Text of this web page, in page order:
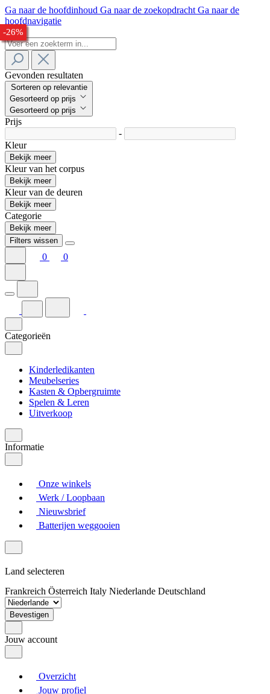
Ga naar de hoofdinhoud Ga naar de zoekopdracht Ga naar de
hoofdnavigatie
Gevonden resultaten
Sorteren op relevantie
Gesorteerd op prijs
Gesorteerd op prijs
Prijs
-
Kleur
Bekijk meer
Kleur van het corpus
Bekijk meer
Kleur van de deuren
Bekijk meer
Categorie
Bekijk meer
Filters wissen
0 0
Categorieën
Kinderledikanten
Meubelseries
Kasten & Opbergruimte
Spelen & Leren
Uitverkoop
Informatie
Onze winkels
Werk / Loopbaan
Nieuwsbrief
Batterijen weggooien
Land selecteren
Frankreich Österreich Italy Niederlande Deutschland
Bevestigen
Jouw account
Overzicht
Jouw profiel
-28%
-27%
-29%
-25%
-28%
-26%